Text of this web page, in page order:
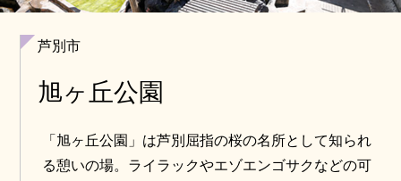
芦別市
旭ヶ丘公園
「旭ヶ丘公園」は芦別屈指の桜の名所として知られ
る憩いの場。ライラックやエゾエンゴサクなどの可